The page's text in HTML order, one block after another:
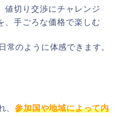
値切り交渉にチャレンジ
、手ごろな価格で楽しむ
常のように体感できます。
、参加国や地域によって内